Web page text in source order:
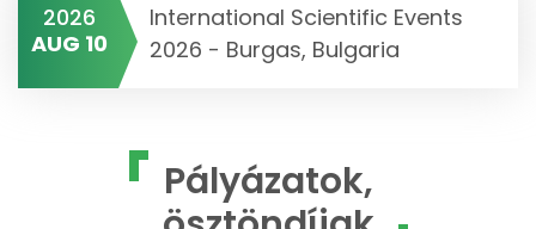
2026
AUG 10
International Scientific Events
2026 - Burgas, Bulgaria
Pályázatok,